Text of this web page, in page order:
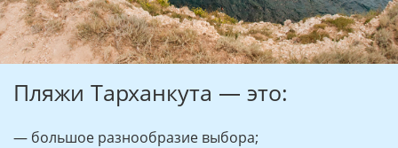
Пляжи Тарханкута — это:
— большое разнообразие выбора;